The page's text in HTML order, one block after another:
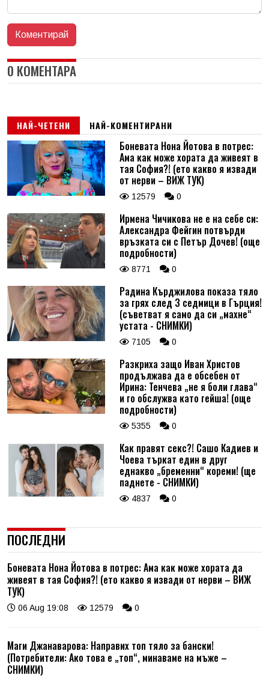
0 КОМЕНТАРА
НАЙ-ЧЕТЕНИ НАЙ-КОМЕНТИРАНИ
Боневата Нона Йотова в потрес:
Ама как може хората да живеят в
тая София?! (ето какво я извади
от нерви – ВИЖ ТУК)
12579 0
Ирмена Чичикова не е на себе си:
Александра Фейгин потвърди
връзката си с Петър Дочев! (още
подробности)
8771 0
Радина Кърджилова показа тяло
за грях след 3 седмици в Гърция!
(съветват я само да си „махне“
устата - СНИМКИ)
7105 0
Разкриха защо Иван Христов
продължава да е обсебен от
Ирина: Тенчева „не я боли глава“
и го обслужва като гейша! (още
подробности)
5355 0
Как правят секс?! Сашо Кадиев и
Чоева търкат един в друг
еднакво „бременни“ кореми! (ще
паднете - СНИМКИ)
4837 0
ПОСЛЕДНИ
Боневата Нона Йотова в потрес: Ама как може хората да
живеят в тая София?! (ето какво я извади от нерви – ВИЖ
ТУК)
06 Aug 19:08 12579 0
Маги Джанаварова: Направих топ тяло за бански!
(Потребители: Ако това е „топ“, минаваме на мъже –
СНИМКИ)